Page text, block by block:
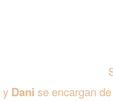
y Dani se encargan